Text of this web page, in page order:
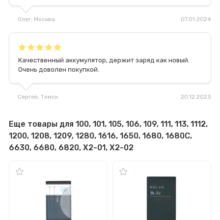
Олег, Москва 07.01.2024
Качественный аккумулятор, держит заряд как новый.
Очень доволен покупкой.
Сергей, Томск 20.12.2023
Еще товары для 100, 101, 105, 106, 109, 111, 113, 1112,
1200, 1208, 1209, 1280, 1616, 1650, 1680, 1680С,
6630, 6680, 6820, X2-01, X2-02